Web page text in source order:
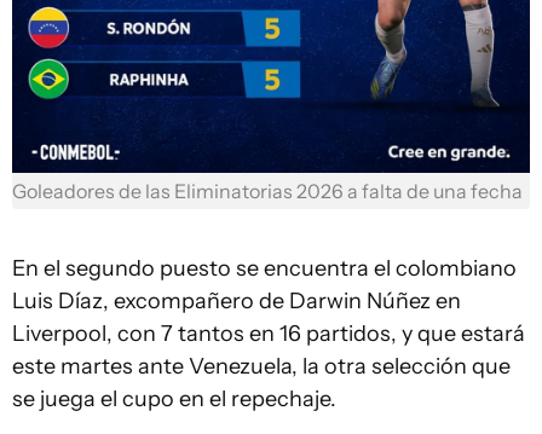
Goleadores de las Eliminatorias 2026 a falta de una fecha
En el segundo puesto se encuentra el colombiano
Luis Díaz, excompañero de Darwin Núñez en
Liverpool, con 7 tantos en 16 partidos, y que estará
este martes ante Venezuela, la otra selección que
se juega el cupo en el repechaje.